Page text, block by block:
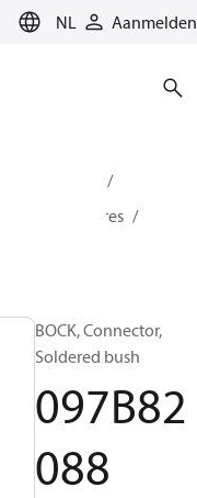
NL Aanmelden
heating
en accessoires
BOCK, Connector,
Soldered bush
097B82
088